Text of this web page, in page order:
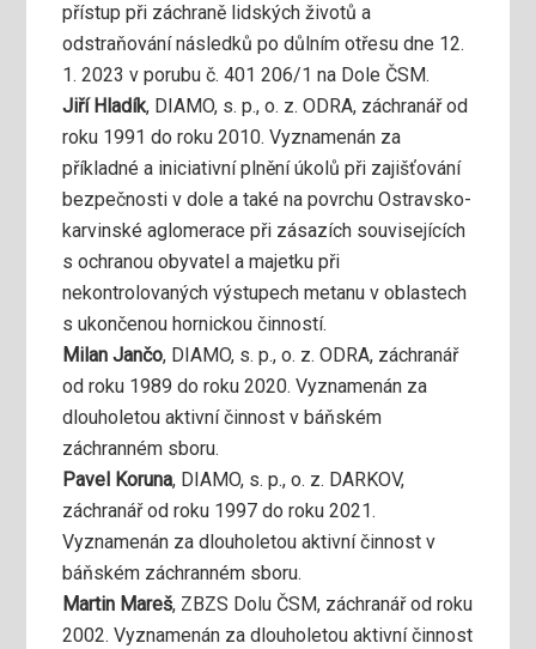
přístup při záchraně lidských životů a
odstraňování následků po důlním otřesu dne 12.
1. 2023 v porubu č. 401 206/1 na Dole ČSM.
Jiří Hladík, DIAMO, s. p., o. z. ODRA, záchranář od
roku 1991 do roku 2010. Vyznamenán za
příkladné a iniciativní plnění úkolů při zajišťování
bezpečnosti v dole a také na povrchu Ostravsko-
karvinské aglomerace při zásazích souvisejících
s ochranou obyvatel a majetku při
nekontrolovaných výstupech metanu v oblastech
s ukončenou hornickou činností.
Milan Jančo, DIAMO, s. p., o. z. ODRA, záchranář
od roku 1989 do roku 2020. Vyznamenán za
dlouholetou aktivní činnost v báňském
záchranném sboru.
Pavel Koruna, DIAMO, s. p., o. z. DARKOV,
záchranář od roku 1997 do roku 2021.
Vyznamenán za dlouholetou aktivní činnost v
báňském záchranném sboru.
Martin Mareš, ZBZS Dolu ČSM, záchranář od roku
2002. Vyznamenán za dlouholetou aktivní činnost